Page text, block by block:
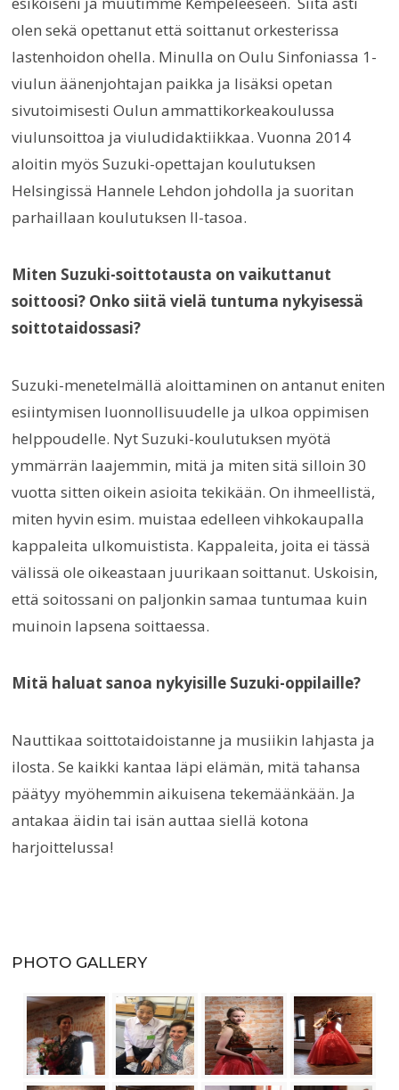
olen sekä opettanut että soittanut orkesterissa
lastenhoidon ohella. Minulla on Oulu Sinfoniassa 1-
viulun äänenjohtajan paikka ja lisäksi opetan
sivutoimisesti Oulun ammattikorkeakoulussa
viulunsoittoa ja viuludidaktiikkaa. Vuonna 2014
aloitin myös Suzuki-opettajan koulutuksen
Helsingissä Hannele Lehdon johdolla ja suoritan
parhaillaan koulutuksen II-tasoa.
Miten Suzuki-soittotausta on vaikuttanut
soittoosi? Onko siitä vielä tuntuma nykyisessä
soittotaidossasi?
Suzuki-menetelmällä aloittaminen on antanut eniten
esiintymisen luonnollisuudelle ja ulkoa oppimisen
helppoudelle. Nyt Suzuki-koulutuksen myötä
ymmärrän laajemmin, mitä ja miten sitä silloin 30
vuotta sitten oikein asioita tekikään. On ihmeellistä,
miten hyvin esim. muistaa edelleen vihkokaupalla
kappaleita ulkomuistista. Kappaleita, joita ei tässä
välissä ole oikeastaan juurikaan soittanut. Uskoisin,
että soitossani on paljonkin samaa tuntumaa kuin
muinoin lapsena soittaessa.
Mitä haluat sanoa nykyisille Suzuki-oppilaille?
Nauttikaa soittotaidoistanne ja musiikin lahjasta ja
ilosta. Se kaikki kantaa läpi elämän, mitä tahansa
päätyy myöhemmin aikuisena tekemäänkään. Ja
antakaa äidin tai isän auttaa siellä kotona
harjoittelussa!
PHOTO GALLERY